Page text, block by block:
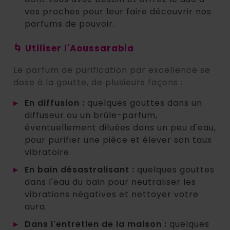
vos proches pour leur faire découvrir nos
parfums de pouvoir.
🌀 Utiliser l'Aoussarabia
Le parfum de purification par excellence se
dose à la goutte, de plusieurs façons :
▸
En diffusion : quelques gouttes dans un
diffuseur ou un brûle-parfum,
éventuellement diluées dans un peu d'eau,
pour purifier une pièce et élever son taux
vibratoire.
▸
En bain désastralisant : quelques gouttes
dans l'eau du bain pour neutraliser les
vibrations négatives et nettoyer votre
aura.
▸
Dans l'entretien de la maison : quelques